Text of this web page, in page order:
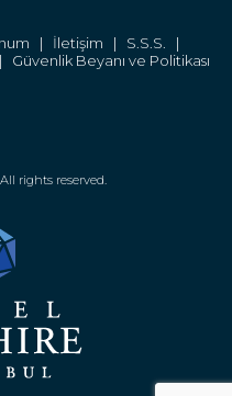
| İletişim | S.S.S. |
Güvenlik Beyanı ve Politikası
rights reserved.